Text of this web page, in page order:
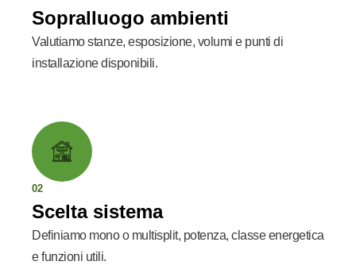
Sopralluogo ambienti
Valutiamo stanze, esposizione, volumi e punti di
installazione disponibili.
02
Scelta sistema
Definiamo mono o multisplit, potenza, classe energetica
e funzioni utili.